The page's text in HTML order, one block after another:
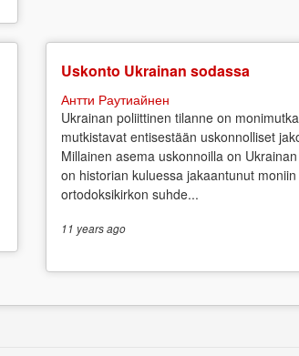
Uskonto Ukrainan sodassa
Антти Раутиайнен
Ukrainan poliittinen tilanne on
mutkistavat entisestään uskonnolliset
Millainen asema uskonnoilla on
on historian kuluessa jakaantunut
ortodoksikirkon suhde...
11 yearsago